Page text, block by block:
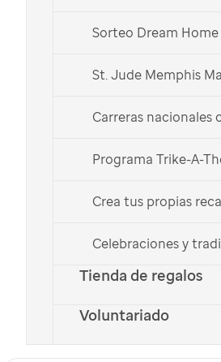
Sorteo Dream
St. Jude Memphis
Carreras nacionales
Programa Trike-A-
Crea tus propias
Celebraciones y
Tienda de regalos
Voluntariado
cómo puedes alegrar
hospital, y compártela con otros.
Hacer una
Enviar una tarjeta
Inspirados
nuevas